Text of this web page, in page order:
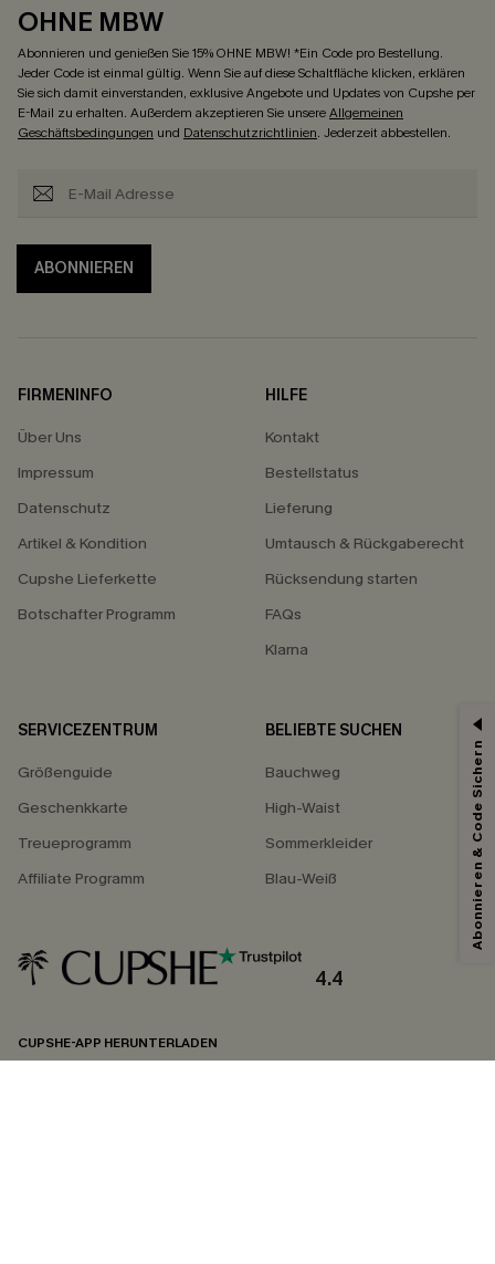
OHNE MBW
Abonnieren und genießen Sie 15% OHNE MBW! *Ein Code pro Bestellung.
Jeder Code ist einmal gültig. Wenn Sie auf diese Schaltfläche klicken, erklären
Sie sich damit einverstanden, exklusive Angebote und Updates von Cupshe per
E-Mail zu erhalten. Außerdem akzeptieren Sie unsereAllgemeinen
Geschäftsbedingungen und Datenschutzrichtlinien. Jederzeit abbestellen.
ABONNIEREN
FIRMENINFO
Über Uns
Impressum
Datenschutz
Artikel & Kondition
Cupshe Lieferkette
Botschafter Programm
HILFE
Kontakt
Bestellstatus
Lieferung
Umtausch & Rückgaberecht
Rücksendung starten
FAQs
Klarna
SERVICEZENTRUM
Größenguide
Geschenkkarte
Treueprogramm
Affiliate Programm
BELIEBTE SUCHEN
Bauchweg
High-Waist
Sommerkleider
Blau-Weiß
4.4
CUPSHE-APP HERUNTERLADEN
Abonnieren & Code Sichern